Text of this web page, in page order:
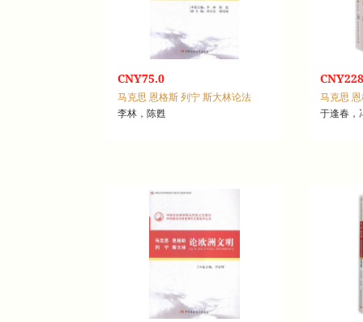
CNY75.0
马克思 恩格斯 列宁 斯大林论法
李林，陈甦
于逢春，